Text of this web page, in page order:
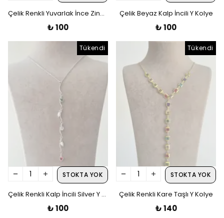
Çelik Renkli Yuvarlak İnce Zincir Y Kolye
₺ 100
Çelik Beyaz Kalp İncili Y Kolye
₺ 100
Tükendi
STOKTA YOK
Çelik Renkli Kalp İncili Silver Y Kolye
₺ 100
Tükendi
STOKTA YOK
Çelik Renkli Kare Taşlı Y Kolye
₺ 140